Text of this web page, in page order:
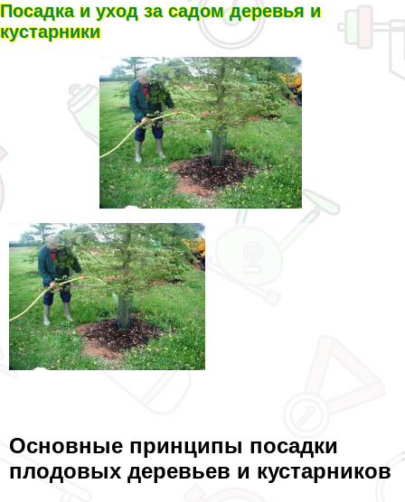
Посадка и уход за садом деревья и
кустарники
Основные принципы посадки
плодовых деревьев и кустарников